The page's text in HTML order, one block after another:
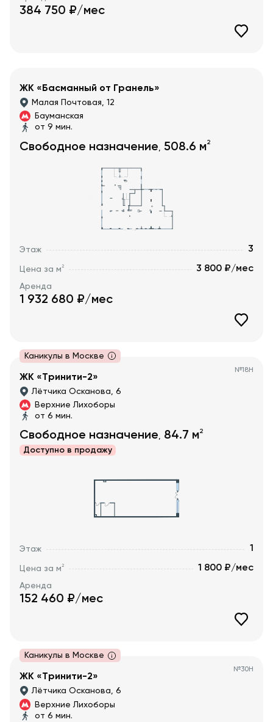
384 750 ₽/мес
ЖК «Басманный от Гранель»
Малая Почтовая, 12
Бауманская
от 9 мин.
Свободное назначение 508.6 м2
Этаж 3
Цена за м2 3 800 ₽/мес
Аренда
1 932 680 ₽/мес
Каникулы в Москве
№18Н
ЖК «Тринити-2»
Лётчика Осканова, 6
Верхние Лихоборы
от 6 мин.
Свободное назначение, 84.7 м2
Доступно в продажу
Этаж 1
Цена за м2 1 800 ₽/мес
Аренда
152 460 ₽/мес
Каникулы в Москве
№30Н
ЖК «Тринити-2»
Лётчика Осканова, 6
Верхние Лихоборы
от 6 мин.